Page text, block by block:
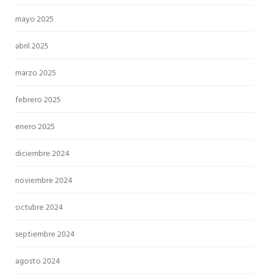
mayo 2025
abril 2025
marzo 2025
febrero 2025
enero 2025
diciembre 2024
noviembre 2024
octubre 2024
septiembre 2024
agosto 2024